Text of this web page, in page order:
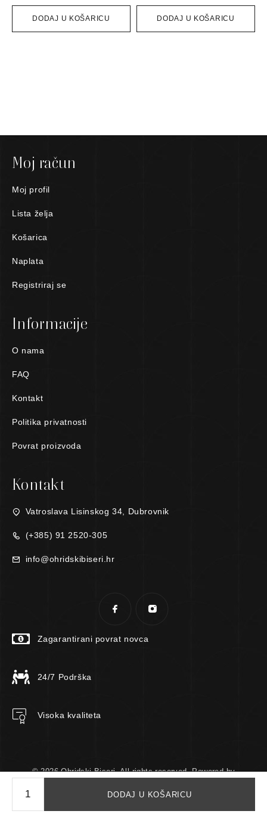
DODAJ U KOŠARICU
DODAJ U KOŠARICU DODAJ U KOŠARICU
Moj račun
Moj profil
Lista želja
Košarica
Naplata
Registriraj se
Informacije
O nama
FAQ
Kontakt
Politika privatnosti
Povrat proizvoda
Kontakt
Vatroslava Lisinskog 34, Dubrovnik
(+385) 91 2520-305
info@ohridskibiseri.hr
Zagarantirani povrat novca
24/7 Podrška
Visoka kvaliteta
© 2026 Ohridski Biseri. All rights reserved. Powered by
TomTech.